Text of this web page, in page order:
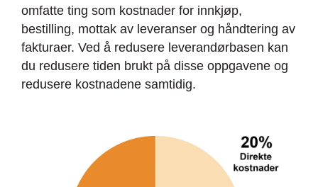
omfatte ting som kostnader for innkjøp,
bestilling, mottak av leveranser og håndtering av
fakturaer. Ved å redusere leverandørbasen kan
du redusere tiden brukt på disse oppgavene og
redusere kostnadene samtidig.